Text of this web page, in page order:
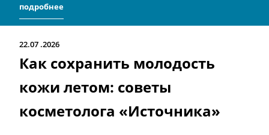
подробнее
22.07 2026
Как сохранить молодость
кожи летом: советы
косметолога «Источника»